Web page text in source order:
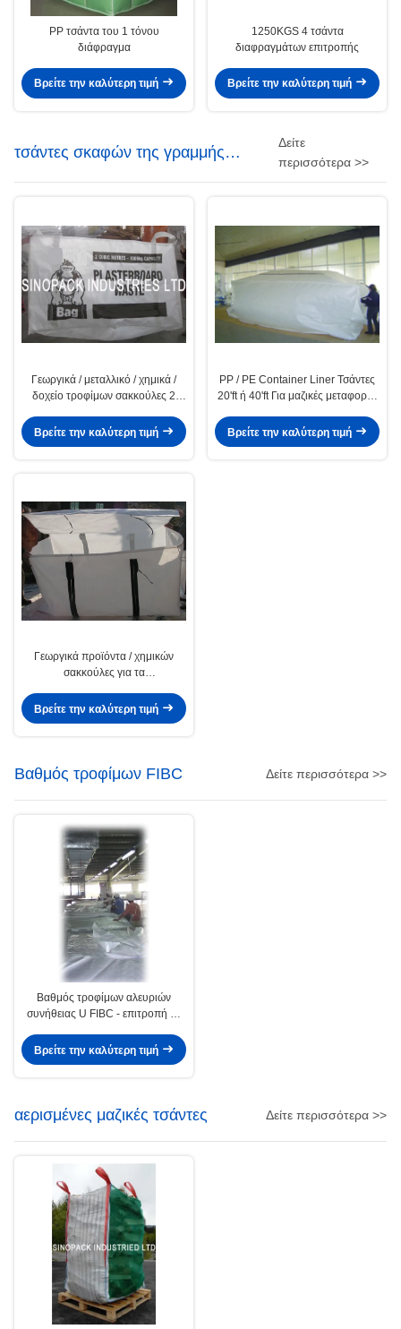
PP τσάντα του 1 τόνου
διάφραγμα
Βρείτε την καλύτερη τιμή
1250KGS 4 τσάντα
διαφραγμάτων επιτροπής
Βρείτε την καλύτερη τιμή
τσάντες σκαφών της γραμμής
εμπορευματοκιβωτίων
Δείτε
περισσότερα >>
Γεωργικά / μεταλλικό / χημικά /
δοχείο τροφίμων σακκούλες 2
Βρείτε την καλύτερη τιμή
PP / PE Container Liner Τσάντες
20'ft ή 40'ft Για μαζικές μεταφορές
Βρείτε την καλύτερη τιμή
Γεωργικά προϊόντα / χημικών
σακκούλες για τα
πίνακα
Βρείτε την καλύτερη τιμή
Βαθμός τροφίμων FIBC Δείτε περισσότερα >>
Βαθμός τροφίμων αλευριών
συνήθειας U FIBC - επιτροπή με
Βρείτε την καλύτερη τιμή
αερισμένες μαζικές τσάντες Δείτε περισσότερα >>